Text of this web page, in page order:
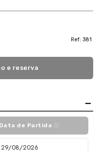
Ref: 381
e reserva
Data de Partida